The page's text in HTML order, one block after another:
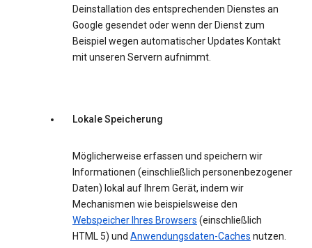
Deinstallation des entsprechenden Dienstes an
Google gesendet oder wenn der Dienst zum
Beispiel wegen automatischer Updates Kontakt
mit unseren Servern aufnimmt.
Lokale Speicherung
Möglicherweise erfassen und speichern wir
Informationen (einschließlich personenbezogener
Daten) lokal auf Ihrem Gerät, indem wir
Mechanismen wie beispielsweise den
Webspeicher Ihres Browsers (einschließlich
HTML 5) und Anwendungsdaten-Caches nutzen.